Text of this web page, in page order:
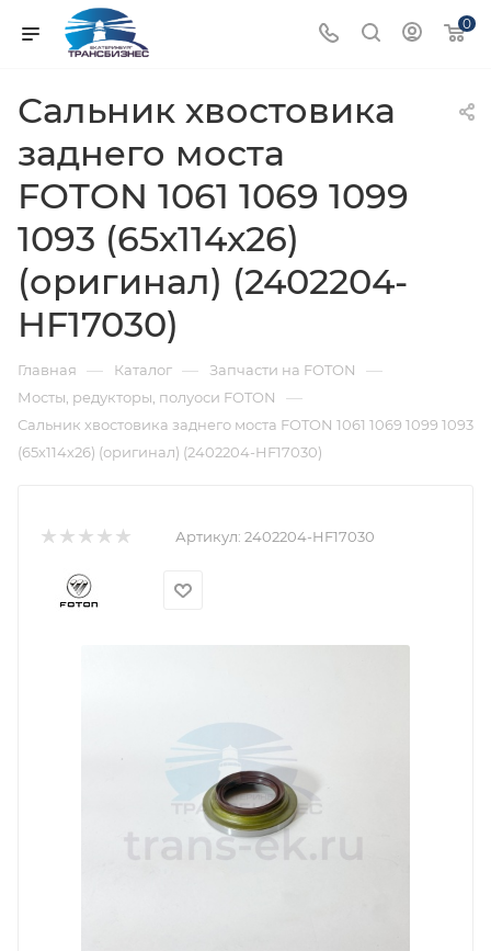
0
Сальник хвостовика
заднего моста
FOTON 1061 1069 1099
1093 (65х114х26)
(оригинал) (2402204-
HF17030)
Главная — Каталог — Запчасти на FOTON —
Мосты, редукторы, полуоси FOTON —
Сальник хвостовика заднего моста FOTON 1061 1069 1099 1093
(65х114х26) (оригинал) (2402204-HF17030)
Артикул: 2402204-HF17030